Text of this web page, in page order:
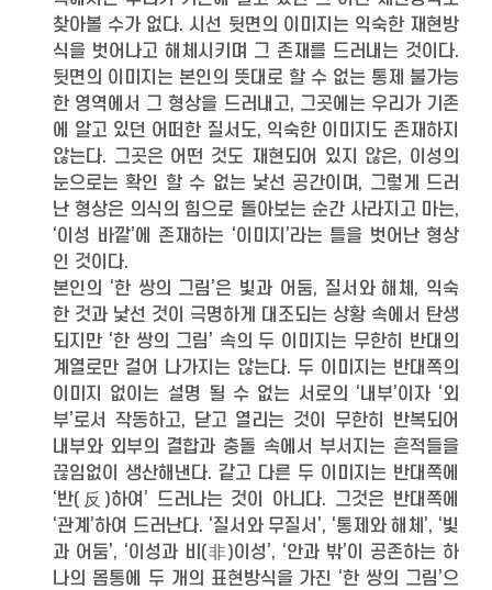
찾아볼 수가 없다. 시선 뒷면의 이미지는 익숙한 재현방
식을 벗어나고 해체시키며 그 존재를 드러내는 것이다.
뒷면의 이미지는 본인의 뜻대로 할 수 없는 통제 불가능
한 영역에서 그 형상을 드러내고, 그곳에는 우리가 기존
에 알고 있던 어떠한 질서도, 익숙한 이미지도 존재하지
않는다. 그곳은 어떤 것도 재현되어 있지 않은, 이성의
눈으로는 확인 할 수 없는 낯선 공간이며, 그렇게 드러
난 형상은 의식의 힘으로 돌아보는 순간 사라지고 마는,
‘이성 바깥’에 존재하는 ‘이미지’라는 틀을 벗어난 형상
인 것이다.
본인의 ‘한 쌍의 그림’은 빛과 어둠, 질서와 해체, 익숙
한 것과 낯선 것이 극명하게 대조되는 상황 속에서 탄생
되지만 ‘한 쌍의 그림’ 속의 두 이미지는 무한히 반대의
계열로만 걸어 나가지는 않는다. 두 이미지는 반대쪽의
이미지 없이는 설명 될 수 없는 서로의 ‘내부’이자 ‘외
부’로서 작동하고, 닫고 열리는 것이 무한히 반복되어
내부와 외부의 결합과 충돌 속에서 부서지는 흔적들을
끊임없이 생산해낸다. 같고 다른 두 이미지는 반대쪽에
‘반(反)하여’ 드러나는 것이 아니다. 그것은 반대쪽에
‘관계’하여 드러난다. ‘질서와 무질서’, ‘통제와 해체’, ‘빛
과 어둠’, ‘이성과 비(非)이성’, ‘안과 밖’이 공존하는 하
나의 몸통에 두 개의 표현방식을 가진 ‘한 쌍의 그림’으